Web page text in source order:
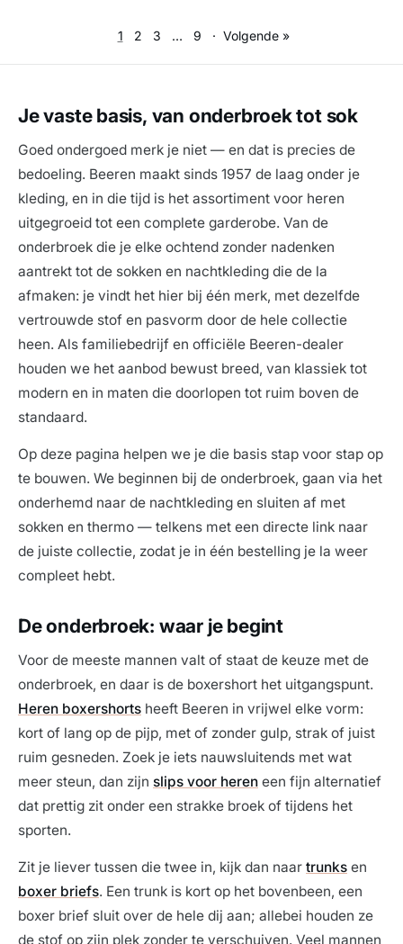
1 2 3 … 9 · Volgende »
Je vaste basis, van onderbroek tot sok
Goed ondergoed merk je niet — en dat is precies de
bedoeling. Beeren maakt sinds 1957 de laag onder je
kleding, en in die tijd is het assortiment voor heren
uitgegroeid tot een complete garderobe. Van de
onderbroek die je elke ochtend zonder nadenken
aantrekt tot de sokken en nachtkleding die de la
afmaken: je vindt het hier bij één merk, met dezelfde
vertrouwde stof en pasvorm door de hele collectie
heen. Als familiebedrijf en officiële Beeren-dealer
houden we het aanbod bewust breed, van klassiek tot
modern en in maten die doorlopen tot ruim boven de
standaard.
Op deze pagina helpen we je die basis stap voor stap op
te bouwen. We beginnen bij de onderbroek, gaan via het
onderhemd naar de nachtkleding en sluiten af met
sokken en thermo — telkens met een directe link naar
de juiste collectie, zodat je in één bestelling je la weer
compleet hebt.
De onderbroek: waar je begint
Voor de meeste mannen valt of staat de keuze met de
onderbroek, en daar is de boxershort het uitgangspunt.
Heren boxershorts heeft Beeren in vrijwel elke vorm:
kort of lang op de pijp, met of zonder gulp, strak of juist
ruim gesneden. Zoek je iets nauwsluitends met wat
meer steun, dan zijn slips voor heren een fijn alternatief
dat prettig zit onder een strakke broek of tijdens het
sporten.
Zit je liever tussen die twee in, kijk dan naar trunks en
boxer briefs. Een trunk is kort op het bovenbeen, een
boxer brief sluit over de hele dij aan; allebei houden ze
de stof op zijn plek zonder te verschuiven. Veel mannen